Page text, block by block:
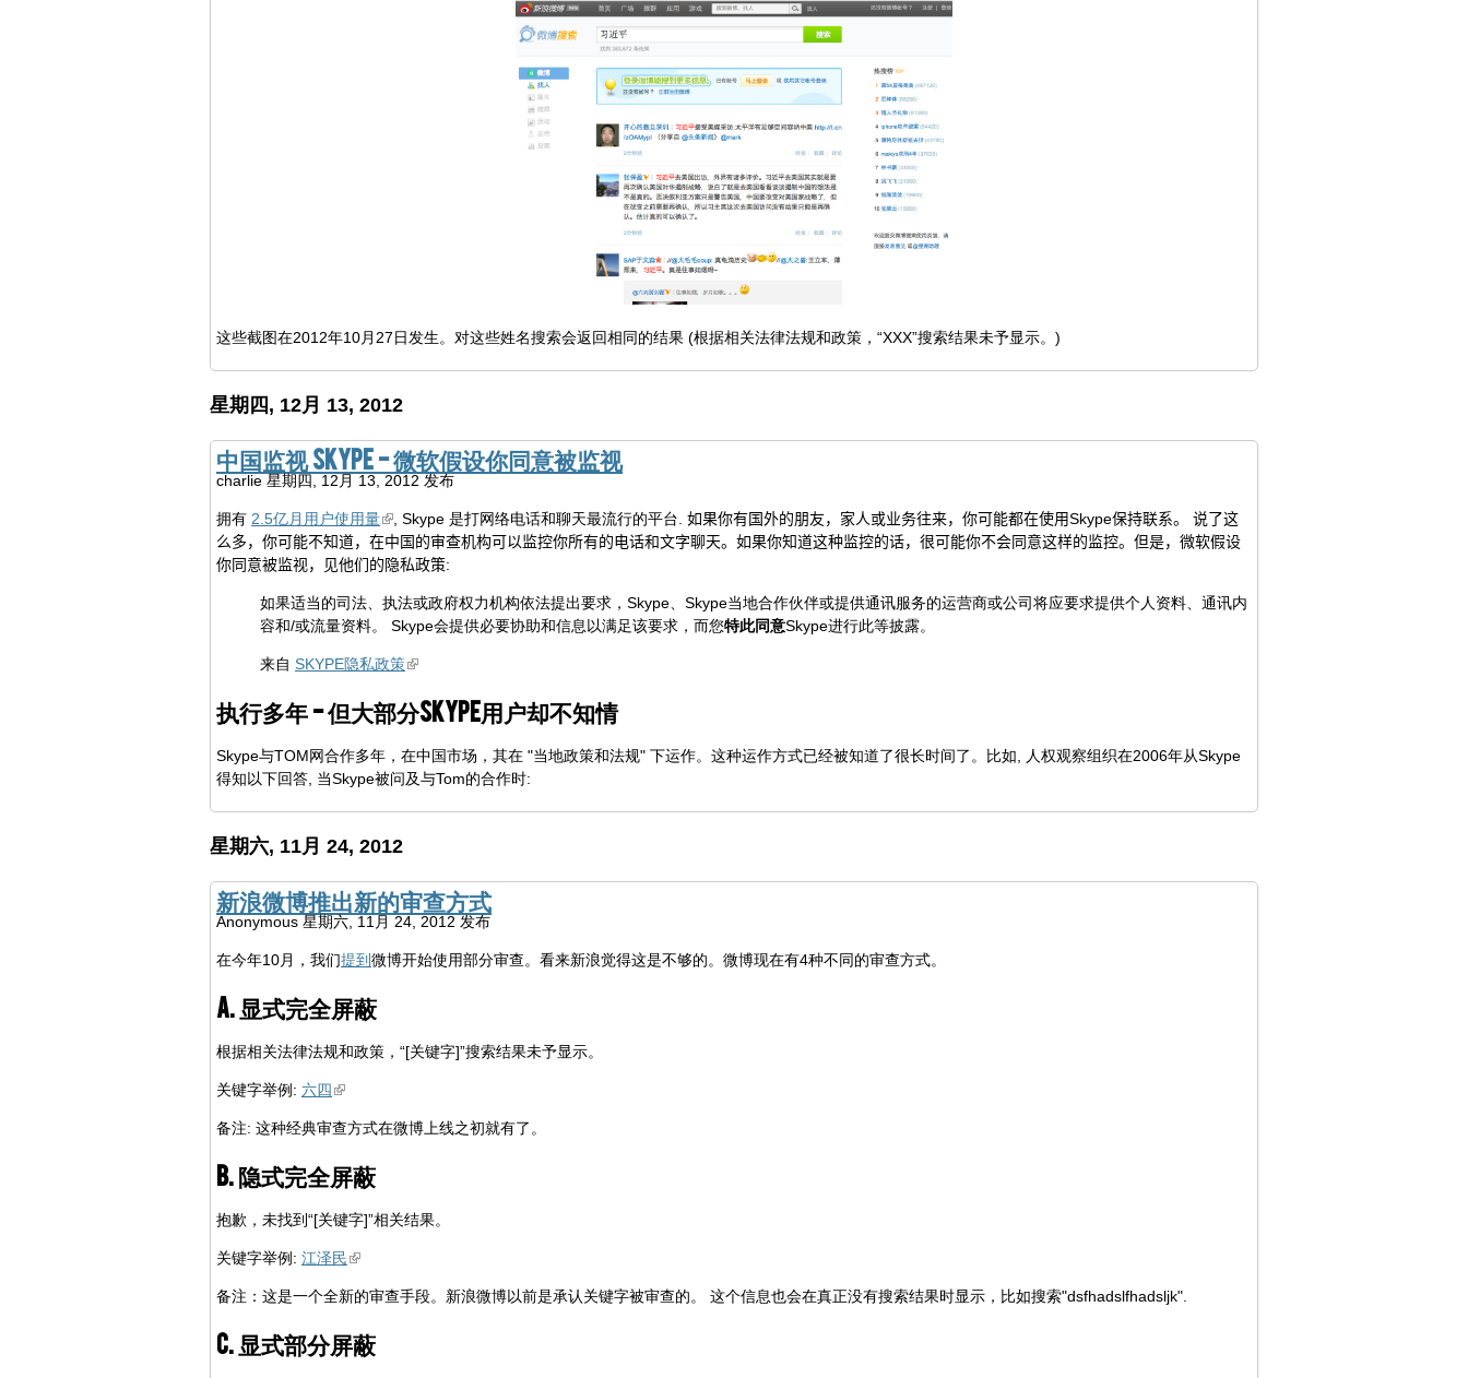
这些截图在2012年10月27日发生。对这些姓名搜索会返回相同的结果 (根据相关法律法规和政策，“XXX”搜索结果未予显示。)
星期四, 12月 13, 2012
中国监视 Skype - 微软假设你同意被监视
charlie 星期四, 12月 13, 2012 发布
拥有 2.5亿月用户使用量 , Skype 是打网络电话和聊天最流行的平台. 如果你有国外的朋友，家人或业务往来， 你可能都在使用Skype保持联系。
说了这
么多，你可能不知道， 在中国的审查机构可以监控你所有的电话和文字聊天。 如果你知道这种监控的话，很可能你不会同意这样的监控。 但是，微软假设
你同意被监视，见他们的隐私政策:
如果适当的司法、执法或政府权力机构依法提出要求，Skype、Skype当地合作伙伴或提供通讯服务的运营商或公司将应要求提供个人资料、通讯内
容和/或流量资料。 Skype会提供必要协助和信息以满足该要求，而您特此同意Skype进行此等披露。
来自 SKYPE隐私政策
执行多年 - 但大部分Skype用户却不知情
Skype与TOM网合作多年，在中国市场，其在 "当地政策和法规" 下运作。这种运作方式已经被知道了很长时间了。比如, 人权观察组织在2006年从Skype
得知以下回答, 当Skype被问及与Tom的合作时:
星期六, 11月 24, 2012
新浪微博推出新的审查方式
Anonymous 星期六, 11月 24, 2012 发布
在今年10月，我们提到微博开始使用部分审查。看来新浪觉得这是不够的。微博现在有4种不同的审查方式。
A. 显式完全屏蔽
根据相关法律法规和政策，“[关键字]”搜索结果未予显示。
关键字举例: 六四
备注: 这种经典审查方式在微博上线之初就有了。
B. 隐式完全屏蔽
抱歉，未找到“[关键字]”相关结果。
关键字举例: 江泽民
备注：这是一个全新的审查手段。新浪微博以前是承认关键字被审查的。 这个信息也会在真正没有搜索结果时显示，比如搜索"dsfhadslfhadsljk".
C. 显式部分屏蔽